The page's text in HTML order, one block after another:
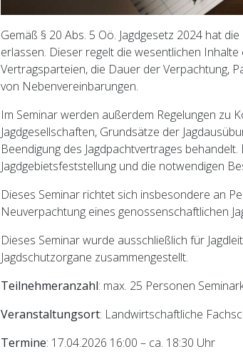
Gemäß § 20 Abs. 5 Oö. Jagdgesetz 2024 hat
erlassen. Dieser regelt die wesentlichen
Vertragsparteien, die Dauer der Verpachtung,
von Nebenvereinbarungen.
Im Seminar werden außerdem Regelungen zu
Jagdgesellschaften, Grundsätze der
Beendigung des Jagdpachtvertrages
Jagdgebietsfeststellung und die notwendigen
Dieses Seminar richtet sich insbesondere an
Neuverpachtung eines genossenschaftlichen
Dieses Seminar wurde ausschließlich für
Jagdschutzorgane zusammengestellt.
Teilnehmeranzahl: max. 25 Personen
Veranstaltungsort: Landwirtschaftliche
Termine: 17.04.2026 16:00 – ca. 18:30 Uhr